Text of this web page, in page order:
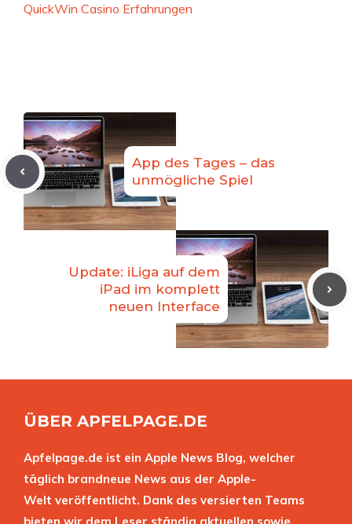
QuickWin Casino Erfahrungen
App des Tages – das
unmögliche Spiel
Update: iLiga auf dem
iPad im komplett
neuen Interface
ÜBER APFELPAGE.DE
Apfelpage.de ist ein Apple News Blog, welcher
täglich brandneue News aus der Apple-
Welt veröffentlicht. Dank des versierten Teams